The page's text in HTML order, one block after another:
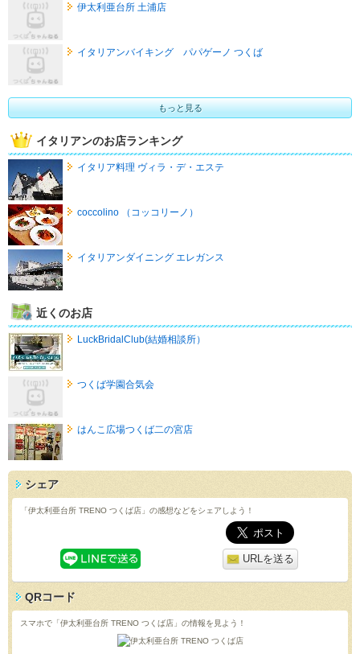
伊太利亜台所 土浦店
イタリアンバイキング パパゲーノ つくば
もっと見る
イタリアンのお店ランキング
イタリア料理 ヴィラ・デ・エステ
coccolino （コッコリーノ）
イタリアンダイニング エレガンス
近くのお店
LuckBridalClub(結婚相談所）
つくば学園合気会
はんこ広場つくば二の宮店
シェア
「伊太利亜台所 TRENO つくば店」の感想などをシェアしよう！
URLを送る
QRコード
スマホで「伊太利亜台所 TRENO つくば店」の情報を見よう！